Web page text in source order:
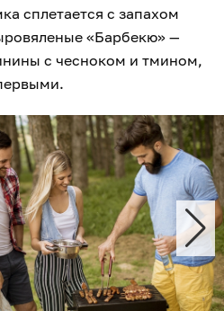
сплетается с запахом
«Барбекю» —
с чесноком и тмином,